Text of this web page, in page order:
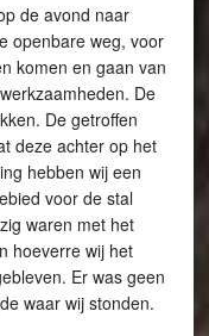
de avond naar
openbare weg, voor
komen en gaan van
De
De getroffen
deze achter op het
hebben wij een
voor de stal
waren met het
hoeverre wij het
Er was geen
waar wij stonden.